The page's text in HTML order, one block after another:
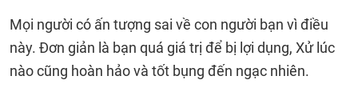
Mọi người có ấn tượng sai về con người bạn vì điều
này. Đơn giản là bạn quá giá trị để bị lợi dụng, Xử lúc
nào cũng hoàn hảo và tốt bụng đến ngạc nhiên.